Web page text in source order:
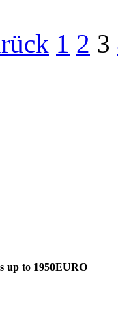
1 2 3
up to 1950ЕURО